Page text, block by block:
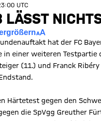
UTC
LÄSST
hat der FC
einer weiteren Testpartie
(11.) und Franck
Härtetest gegen den
die SpVgg Greuther